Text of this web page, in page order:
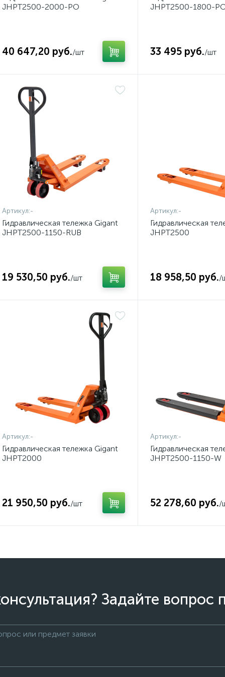
JHPT2500-2000-PO
40 647,20 руб./шт
JHPT2500-1800-
33 495 руб./шт
Артикул:-
Гидравлическая тележка Gigant
JHPT2500-1150-RUB
19 530,50 руб./шт
Артикул:-
Гидравлическая
JHPT2500
18 958,50 руб./
Артикул:-
Гидравлическая тележка Gigant
JHPT2000
21 950,50 руб./шт
Артикул:-
Гидравлическая
JHPT2500-1150-W
52 278,60 руб./
Задайте вопрос